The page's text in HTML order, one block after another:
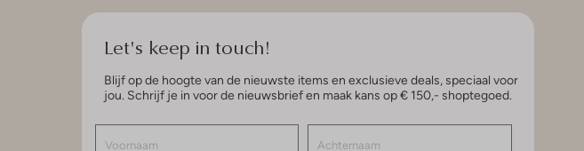
Let's keep in touch!
Blijf op de hoogte van de nieuwste items en exclusieve deals, speciaal voor
jou. Schrijf je in voor de nieuwsbrief en maak kans op € 150,- shoptegoed.